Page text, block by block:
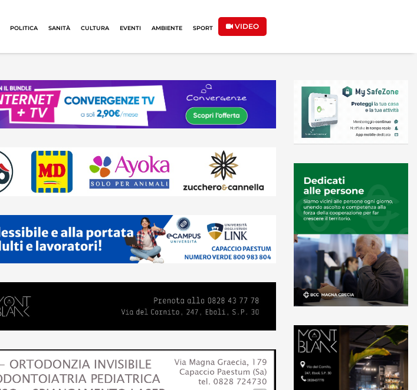
POLITICA SANITÀ CULTURA EVENTI AMBIENTE SPORT VIDEO